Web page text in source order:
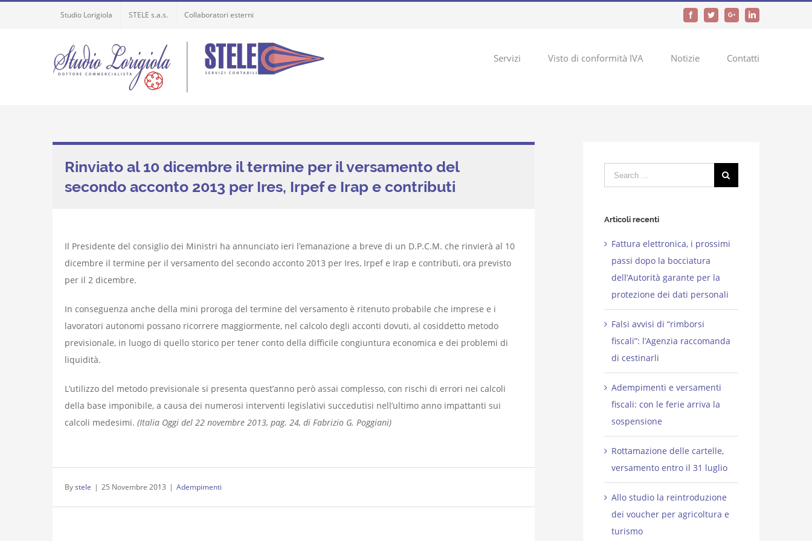
Studio Lorigiola STELE s.a.s. Collaboratori esterni FacebookTwitterGoogle+LinkedIn
Servizi Visto di conformità IVA Notizie Contatti
Rinviato al 10 dicembre il termine per il versamento del
secondo acconto 2013 per Ires, Irpef e Irap e contributi
Il Presidente del consiglio dei Ministri ha annunciato ieri l’emanazione a breve di un D.P.C.M. che rinvierà al 10
dicembre il termine per il versamento del secondo acconto 2013 per Ires, Irpef e Irap e contributi, ora previsto
per il 2 dicembre.
In conseguenza anche della mini proroga del termine del versamento è ritenuto probabile che imprese e i
lavoratori autonomi possano ricorrere maggiormente, nel calcolo degli acconti dovuti, al cosiddetto metodo
previsionale, in luogo di quello storico per tener conto della difficile congiuntura economica e dei problemi di
liquidità.
L’utilizzo del metodo previsionale si presenta quest’anno però assai complesso, con rischi di errori nei calcoli
della base imponibile, a causa dei numerosi interventi legislativi succedutisi nell’ultimo anno impattanti sui
calcoli medesimi. (Italia Oggi del 22 novembre 2013, pag. 24, di Fabrizio G. Poggiani)
Bystele | 25 Novembre 2013 | Adempimenti
Search
for:
Articoli recenti
Fattura elettronica, i prossimi
passi dopo la bocciatura
dell’Autorità garante per la
protezione dei dati personali
Falsi avvisi di “rimborsi
fiscali”: l’Agenzia raccomanda
di cestinarli
Adempimenti e versamenti
fiscali: con le ferie arriva la
sospensione
Rottamazione delle cartelle,
versamento entro il 31 luglio
Allo studio la reintroduzione
dei voucher per agricoltura e
turismo